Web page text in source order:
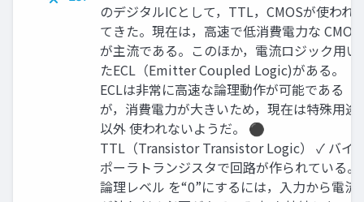
のデジタルICとして，TTL，CMOSが使われ
てきた。現在は，高速で低消費電力な CMOS
が主流である。このほか，電流ロジック用い
たECL（Emitter Coupled Logic)がある。
ECLは非常に高速な論理動作が可能である
が，消費電力が大きいため，現在は特殊用途
以外 使われないようだ。 ⚫
TTL（Transistor Transistor Logic） ✓ バイ
ポーラトランジスタで回路が作られている。
論理レベル を“0”にするには，入力から電流